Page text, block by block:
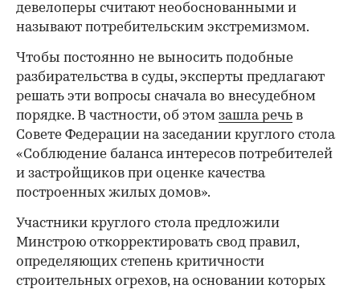
девелоперы считают необоснованными и
называют потребительским экстремизмом.
Чтобы постоянно не выносить подобные
разбирательства в суды, эксперты предлагают
решать эти вопросы сначала во внесудебном
порядке. В частности, об этом зашла речь в
Совете Федерации на заседании круглого стола
«Соблюдение баланса интересов потребителей
и застройщиков при оценке качества
построенных жилых домов».
Участники круглого стола предложили
Минстрою откорректировать свод правил,
определяющих степень критичности
строительных огрехов, на основании которых